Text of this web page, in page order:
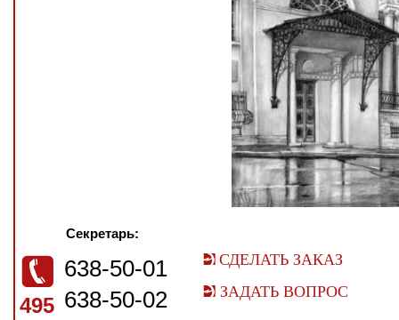
Секретарь:
495
638-50-01
638-50-02
СДЕЛАТЬ ЗАКАЗ
ЗАДАТЬ ВОПРОС